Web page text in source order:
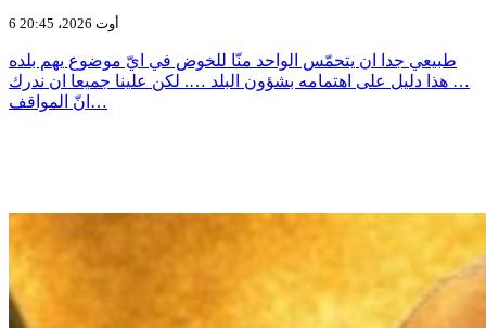
6 أوت 2026، 20:45
طبيعي جدا ان يتحمّس الواحد منّا للخوض في ايّ موضوع يهم بلده
… هذا دليل على اهتمامه بشؤون البلد …. لكن علينا جميعا ان ندرك
انّ المواقف…